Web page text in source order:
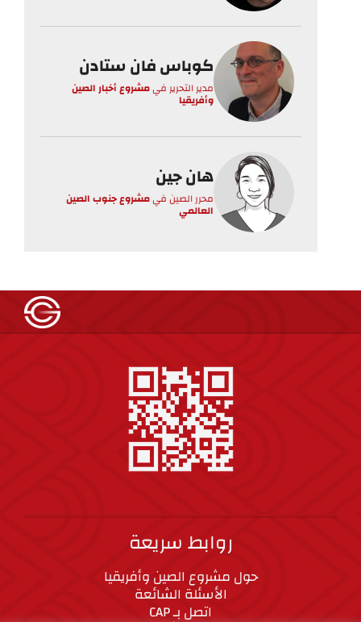
كوباس فان ستادن
مدير التحرير فيمشروع أخبار الصين
وأفريقيا
هان جين
محرر الصينفيمشروع جنوب الصين
العالمي
روابط سريعة
حول مشروع الصين وأفريقيا
الأسئلة الشائعة
اتصل بـ CAP